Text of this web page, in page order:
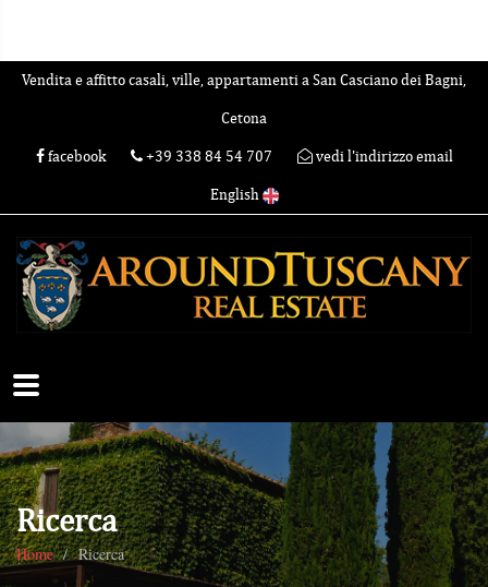
Vendita e affitto casali, ville, appartamenti a San Casciano dei Bagni,
Cetona
facebook +39 338 84 54 707 vedi l'indirizzo email
English
Ricerca
Home Ricerca